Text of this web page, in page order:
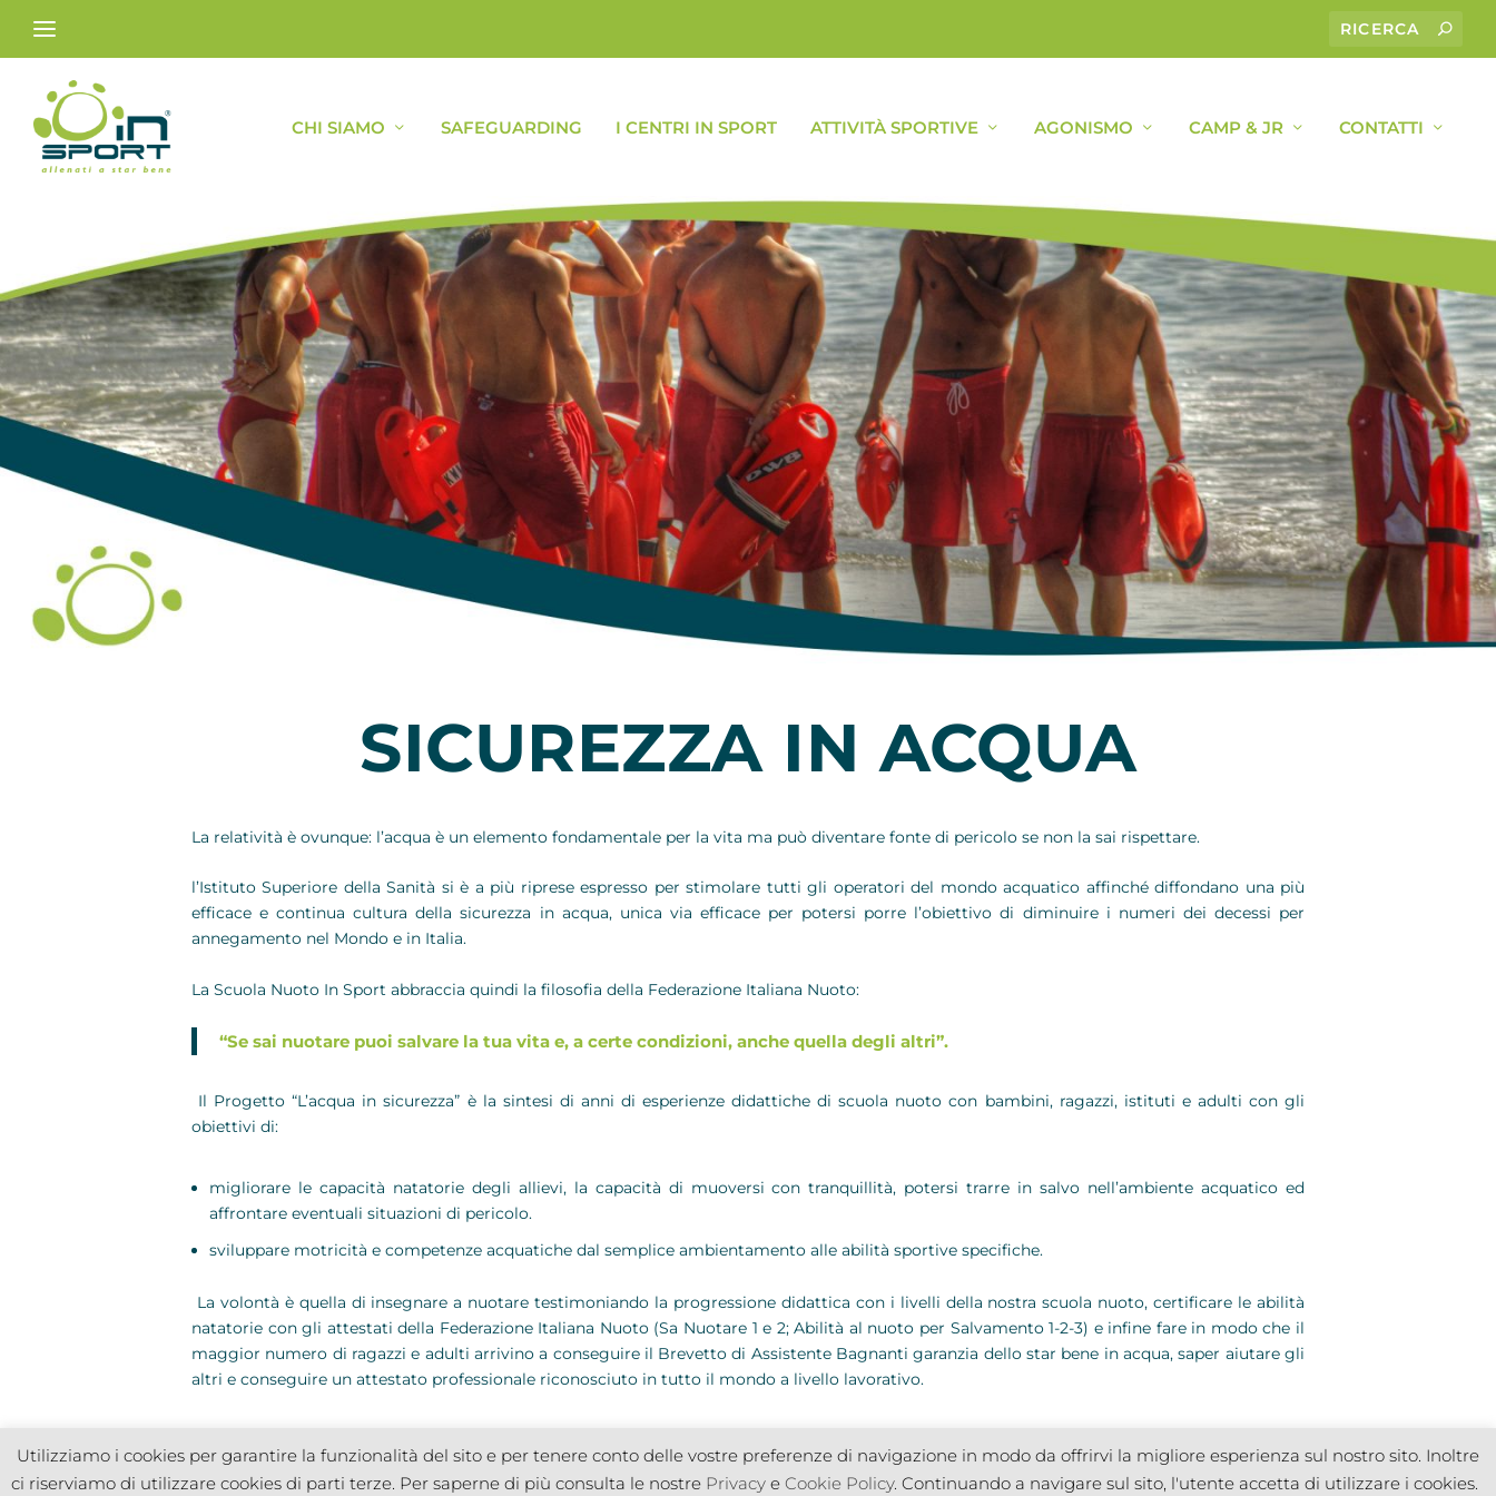
CHI SIAMO SAFEGUARDING I CENTRI IN SPORT ATTIVITÀ SPORTIVE AGONISMO CAMP & JR CONTATTI
SICUREZZA IN ACQUA
La relatività è ovunque: l’acqua è un elemento fondamentale per la vita ma può diventare fonte di pericolo se non la sai rispettare.
l’Istituto Superiore della Sanità si è a più riprese espresso per stimolare tutti gli operatori del mondo acquatico affinché diffondano una più
efficace e continua cultura della sicurezza in acqua, unica via efficace per potersi porre l’obiettivo di diminuire i numeri dei decessi per
annegamento nel Mondo e in Italia.
La Scuola Nuoto In Sport abbraccia quindi la filosofia della Federazione Italiana Nuoto:
“Se sai nuotare puoi salvare la tua vita e, a certe condizioni, anche quella degli altri”.
Il Progetto “L’acqua in sicurezza” è la sintesi di anni di esperienze didattiche di scuola nuoto con bambini, ragazzi, istituti e adulti con gli
obiettivi di:
migliorare le capacità natatorie degli allievi, la capacità di muoversi con tranquillità, potersi trarre in salvo nell’ambiente acquatico ed
affrontare eventuali situazioni di pericolo.
sviluppare motricità e competenze acquatiche dal semplice ambientamento alle abilità sportive specifiche.
La volontà è quella di insegnare a nuotare testimoniando la progressione didattica con i livelli della nostra scuola nuoto, certificare le abilità
natatorie con gli attestati della Federazione Italiana Nuoto (Sa Nuotare 1 e 2; Abilità al nuoto per Salvamento 1-2-3) e infine fare in modo che il
maggior numero di ragazzi e adulti arrivino a conseguire il Brevetto di Assistente Bagnanti garanzia dello star bene in acqua, saper aiutare gli
altri e conseguire un attestato professionale riconosciuto in tutto il mondo a livello lavorativo.
Utilizziamo i cookies per garantire la funzionalità del sito e per tenere conto delle vostre preferenze di navigazione in modo da offrirvi la migliore esperienza sul nostro sito. Inoltre
ci riserviamo di utilizzare cookies di parti terze. Per saperne di più consulta le nostre Privacy e Cookie Policy. Continuando a navigare sul sito, l'utente accetta di utilizzare i cookies.